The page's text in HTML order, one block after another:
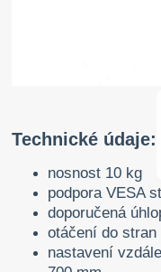
Technické údaje:
nosnost 10 kg
podpora VESA
doporučená
otáčení do stran
nastavení